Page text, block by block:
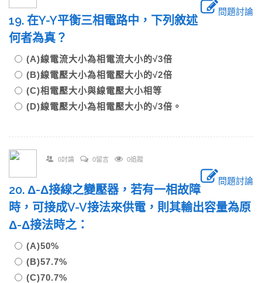
問題討論
19. 在Y-Y平衡三相電路中，下列敘述
何者為真？
(A)線電流大小為相電流大小的√3倍
(B)線電壓大小為相電壓大小的√2倍
(C)相電壓大小與線電壓大小相等
(D)線電壓大小為相電壓大小的√3倍。
0討論 0留言 0追蹤
問題討論
20. Δ-Δ接線之變壓器，若有一相故障
時，可接成V-V接法來供電，則其輸出容量為原
Δ-Δ接法時之：
(A)50%
(B)57.7%
(C)70.7%